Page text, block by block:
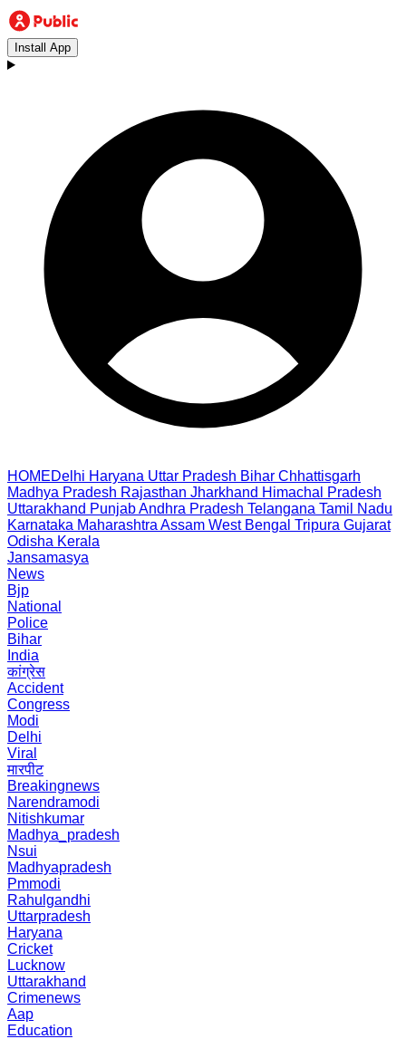
Install App
HOMEDelhi Haryana Uttar Pradesh Bihar Chhattisgarh
Madhya Pradesh Rajasthan Jharkhand Himachal Pradesh
Uttarakhand PunjabAndhra Pradesh Telangana Tamil Nadu
Karnataka Maharashtra Assam West Bengal Tripura Gujarat
Odisha Kerala
Jansamasya
News
Bjp
National
Police
Bihar
India
कांग्रेस
Accident
Congress
Modi
Delhi
Viral
मारपीट
Breakingnews
Narendramodi
Nitishkumar
Madhya_pradesh
Nsui
Madhyapradesh
Pmmodi
Rahulgandhi
Uttarpradesh
Haryana
Cricket
Lucknow
Uttarakhand
Crimenews
Aap
Education